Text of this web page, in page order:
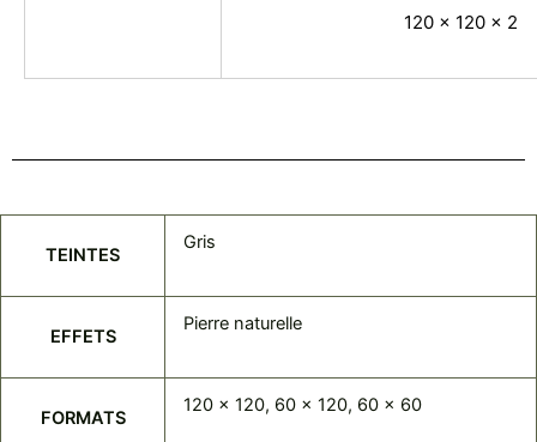
120 x 120 x 2
TEINTES
Gris
EFFETS
Pierre naturelle
FORMATS
120 x 120, 60 x 120, 60 x 60